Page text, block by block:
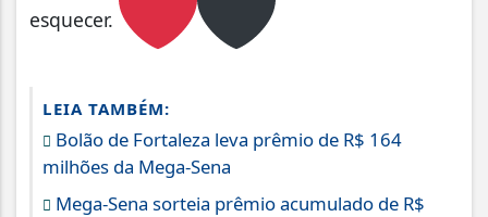
esquecer.
LEIA TAMBÉM:
Bolão de Fortaleza leva prêmio de R$ 164
milhões da Mega-Sena
Mega-Sena sorteia prêmio acumulado de R$